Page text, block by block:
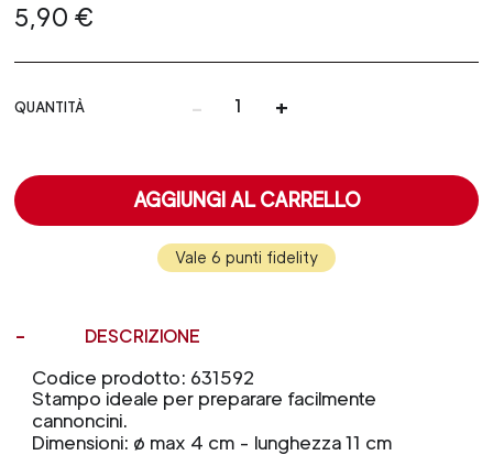
5,90 €
QUANTITÀ - +
AGGIUNGI AL CARRELLO
Vale 6 punti fidelity
DESCRIZIONE
Codice prodotto: 631592
Stampo ideale per preparare facilmente
cannoncini.
Dimensioni: ø max 4 cm - lunghezza 11 cm